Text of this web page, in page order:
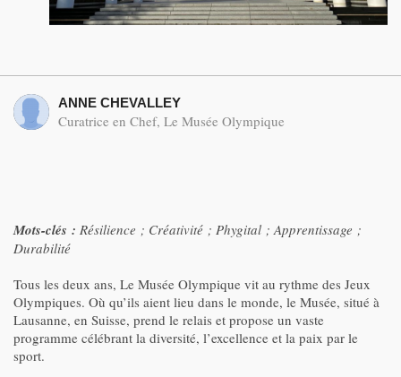
ANNE CHEVALLEY
Curatrice en Chef, Le Musée Olympique
Mots-clés : Résilience ; Créativité ; Phygital ; Apprentissage ;
Durabilité
Tous les deux ans, Le Musée Olympique vit au rythme des Jeux
Olympiques. Où qu’ils aient lieu dans le monde, le Musée, situé à
Lausanne, en Suisse, prend le relais et propose un vaste
programme célébrant la diversité, l’excellence et la paix par le
sport.